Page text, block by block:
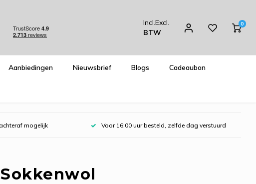
Incl.Excl.
BTW
0
Aanbiedingen Nieuwsbrief Blogs Cadeaubon
mogelijk Voor 16:00 uur besteld, zelfde dag verstuurd